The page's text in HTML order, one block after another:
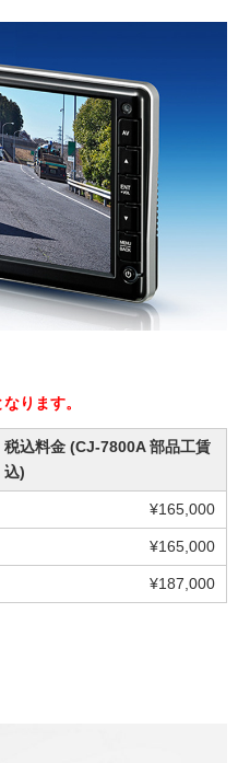
ります。
税込料金 (CJ-7800A 部品工賃
込)
¥165,000
¥165,000
¥187,000